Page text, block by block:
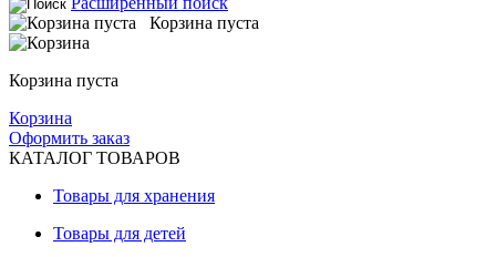
Корзина пуста
Корзина пуста
Корзина
Оформить заказ
КАТАЛОГ ТОВАРОВ
Товары для хранения
Товары для детей